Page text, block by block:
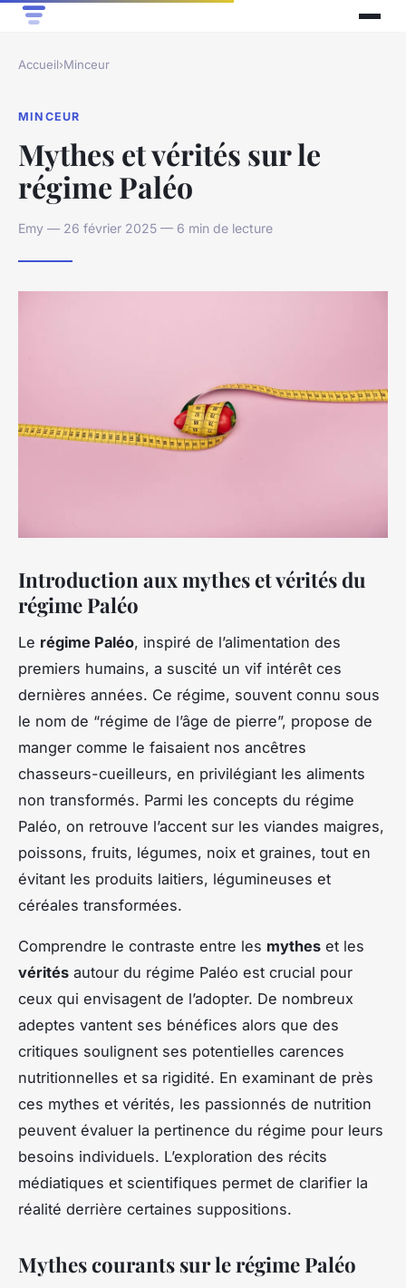
Accueil›Minceur
MINCEUR
Mythes et vérités sur le
régime Paléo
Emy — 26 février 2025 — 6 min de lecture
Introduction aux mythes et vérités du
régime Paléo
Le régime Paléo, inspiré de l’alimentation des
premiers humains, a suscité un vif intérêt ces
dernières années. Ce régime, souvent connu sous
le nom de “régime de l’âge de pierre”, propose de
manger comme le faisaient nos ancêtres
chasseurs-cueilleurs, en privilégiant les aliments
non transformés. Parmi les concepts du régime
Paléo, on retrouve l’accent sur les viandes maigres,
poissons, fruits, légumes, noix et graines, tout en
évitant les produits laitiers, légumineuses et
céréales transformées.
Comprendre le contraste entre les mythes et les
vérités autour du régime Paléo est crucial pour
ceux qui envisagent de l’adopter. De nombreux
adeptes vantent ses bénéfices alors que des
critiques soulignent ses potentielles carences
nutritionnelles et sa rigidité. En examinant de près
ces mythes et vérités, les passionnés de nutrition
peuvent évaluer la pertinence du régime pour leurs
besoins individuels. L’exploration des récits
médiatiques et scientifiques permet de clarifier la
réalité derrière certaines suppositions.
Mythes courants sur le régime Paléo